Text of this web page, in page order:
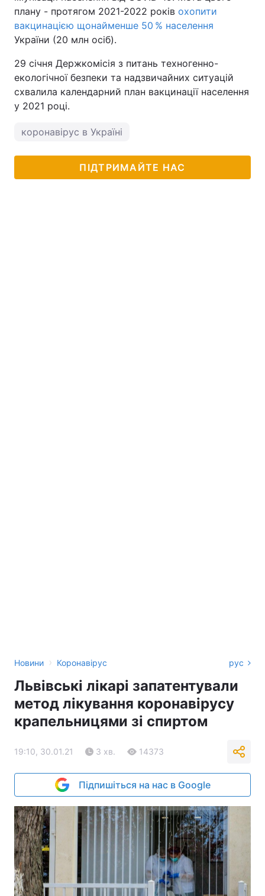
плану - протягом 2021-2022 років охопити
вакцинацією щонайменше 50 % населення
України (20 млн осіб).
29 січня Держкомісія з питань техногенно-
екологічної безпеки та надзвичайних ситуацій
схвалила календарний план вакцинації населення
у 2021 році.
коронавірус в Україні
ПІДТРИМАЙТЕ НАС
Новини › Коронавірус рус
Львівські лікарі запатентували
метод лікування коронавірусу
крапельницями зі спиртом
19:10, 30.01.21 3 хв. 14373
Підпишіться на нас в Google